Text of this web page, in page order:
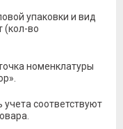
упаковки и вид
(кол-во
номенклатуры
соответствуют